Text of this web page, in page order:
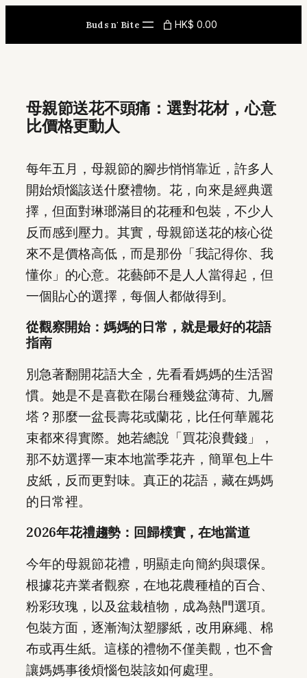
content
Buds n' Bite HK$ 0.00
母親節送花不頭痛：選對花材，心意
比價格更動人
每年五月，母親節的腳步悄悄靠近，許多人
開始煩惱該送什麼禮物。花，向來是經典選
擇，但面對琳瑯滿目的花種和包裝，不少人
反而感到壓力。其實，母親節送花的核心從
來不是價格高低，而是那份「我記得你、我
懂你」的心意。花藝師不是人人當得起，但
一個貼心的選擇，每個人都做得到。
從觀察開始：媽媽的日常，就是最好的花語
指南
別急著翻開花語大全，先看看媽媽的生活習
慣。她是不是喜歡在陽台種幾盆薄荷、九層
塔？那麼一盆長壽花或蘭花，比任何華麗花
束都來得實際。她若總說「買花浪費錢」，
那不妨選擇一束本地當季花卉，簡單包上牛
皮紙，反而更對味。真正的花語，藏在媽媽
的日常裡。
2026年花禮趨勢：回歸樸實，在地當道
今年的母親節花禮，明顯走向簡約與環保。
根據花卉業者觀察，在地花農種植的百合、
粉彩玫瑰，以及盆栽植物，成為熱門選項。
包裝方面，逐漸淘汰塑膠紙，改用麻繩、棉
布或再生紙。這樣的禮物不僅美觀，也不會
讓媽媽事後煩惱包裝該如何處理。